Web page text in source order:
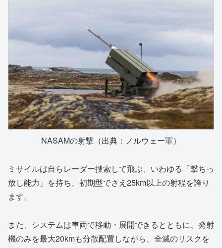
NASAMの射撃（出典：ノルウェー軍）
ミサイルは自らレーダー捜索して飛ぶ、いわゆる「撃ちっ
放し能力」を持ち、初期型でさえ25km以上の射程を誇り
ます。
また、システムは車両で移動・展開できるとともに、発射
機のみを最大20kmも分散配置しながら、全滅のリスクを